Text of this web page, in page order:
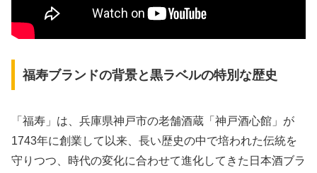
福寿ブランドの背景と黒ラベルの特別な歴史
「福寿」は、兵庫県神戸市の老舗酒蔵「神戸酒心館」が
1743年に創業して以来、長い歴史の中で培われた伝統を
守りつつ、時代の変化に合わせて進化してきた日本酒ブラ